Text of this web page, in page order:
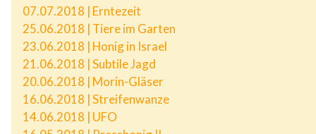
07.07.2018 | Erntezeit
25.06.2018 | Tiere im Garten
23.06.2018 | Honig in Israel
21.06.2018 | Subtile Jagd
20.06.2018 | Morin-Gläser
16.06.2018 | Streifenwanze
14.06.2018 | UFO